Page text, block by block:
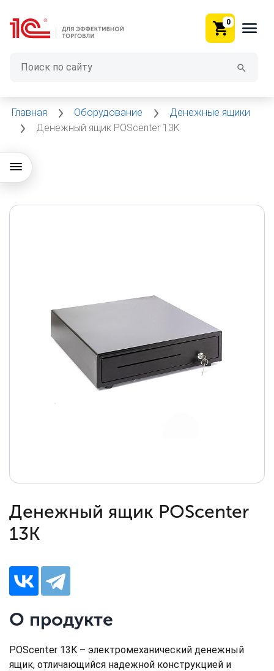
0
Главная Оборудование
Денежные ящики
Денежный ящик POScenter 13K
Денежный ящик POScenter
13K
О продукте
POScenter 13K – электромеханический денежный
ящик, отличающийся надежной конструкцией и